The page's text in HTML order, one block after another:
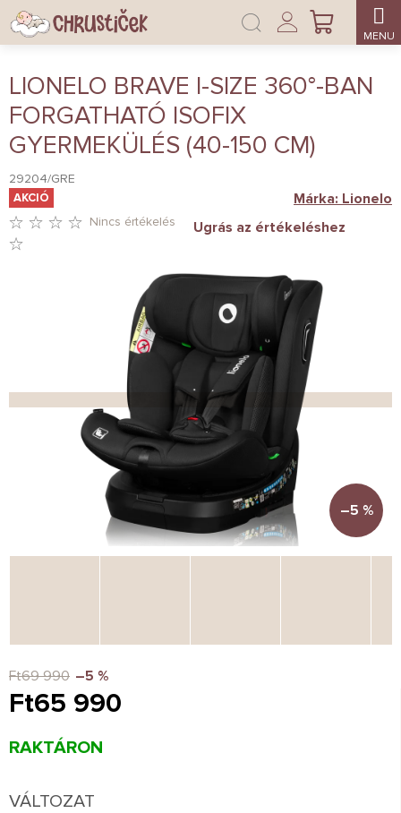
Ugrás
fő
KOSÁR
Bejelentkezés
LIONELO BRAVE I-SIZE 360°-BAN
FORGATHATÓ ISOFIX
GYERMEKÜLÉS (40-150 CM)
29204/GRE
AKCIÓ
CSILLAG.
Nincs értékelés Ugrás az értékeléshez
Márka: Lionelo
–5 %
Ft69 990 –5 %
Ft65 990
Egységár:
RAKTÁRON
VÁLTOZAT